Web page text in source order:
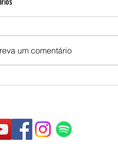
insofismável: “O Lula é
cria da USP, das
um comentário